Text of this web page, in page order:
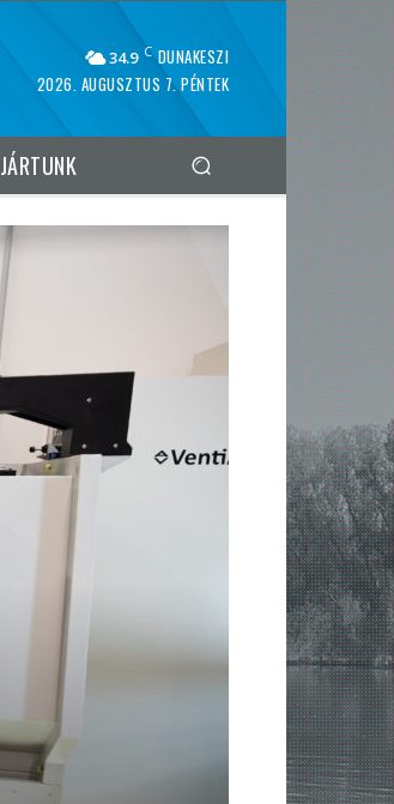
34.9 C DUNAKESZI
2026. AUGUSZTUS 7. PÉNTEK